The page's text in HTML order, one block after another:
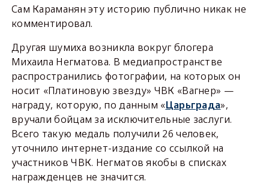
Сам Караманян эту историю публично никак не
комментировал.
Другая шумиха возникла вокруг блогера
Михаила Негматова. В медиапространстве
распространились фотографии, на которых он
носит «Платиновую звезду» ЧВК «Вагнер» —
награду, которую, по данным «Царьграда»,
вручали бойцам за исключительные заслуги.
Всего такую медаль получили 26 человек,
уточнило интернет-издание со ссылкой на
участников ЧВК. Негматов якобы в списках
награжденцев не значится.